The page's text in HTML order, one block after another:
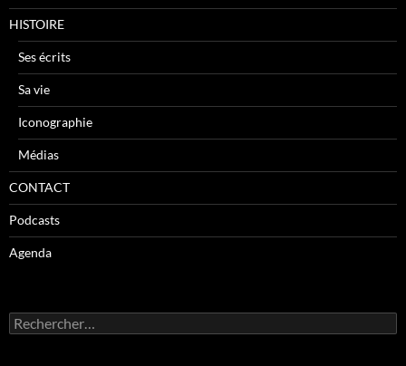
HISTOIRE
Ses écrits
Sa vie
Iconographie
Médias
CONTACT
Podcasts
Agenda
R
e